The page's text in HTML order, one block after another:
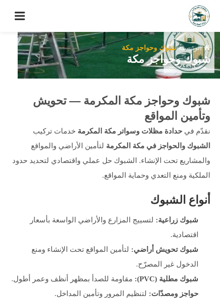
الرئيسية شبوك وحواجز مكة
شبوك وحواجز مكة
شبوك وحواجز مكة المكرمة — تحويش
وتأمين المواقع
نقدّم في حدادة مظلات وسواتر مكة المكرمة خدمات تركيب
الشبوك والحواجز في مكة المكرمة لتأمين الأراضي والمواقع
والمشاريع تحت الإنشاء. الشبوك حل عملي واقتصادي لتحديد حدود
الملكية ومنع التعدي وحماية المواقع.
أنواع الشبوك
شبوك زراعية: لتسييج المزارع والأراضي الواسعة بأسعار
اقتصادية.
شبوك تحويش أراضي: لتأمين المواقع تحت الإنشاء ومنع
الدخول غير المصرّح.
شبوك مطلية (PVC):
مقاومة للصدأ بمظهر أنظف وعمر أطول.
حواجز ومصدّات: لتنظيم المرور وتأمين المداخل.